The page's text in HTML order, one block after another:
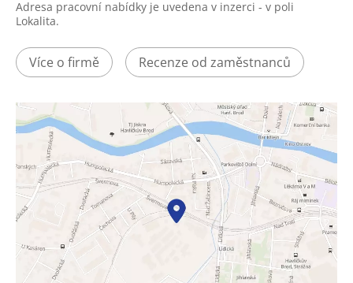
Adresa pracovní nabídky je uvedena v inzerci - v poli
Lokalita.
Více o firmě Recenze od zaměstnanců